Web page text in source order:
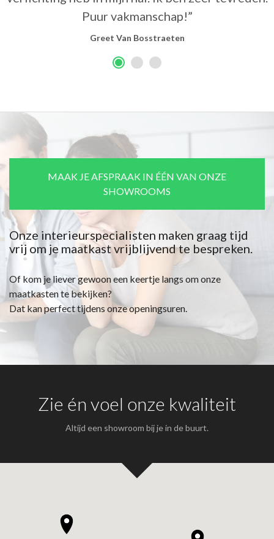
MAAK JE AFSPRAAK IN ÉÉN VAN ONZE
SHOWROOMS
Onze interieurspecialisten maken graag tijd
vrij om je maatkast vrijblijvend te bespreken.
Of kom je liever gewoon een keertje langs om onze
maatkasten te bekijken?
Dat kan perfect tijdens onze openingsuren.
Zie én voel onze kwaliteit
Altijd een showroom bij je in de buurt.